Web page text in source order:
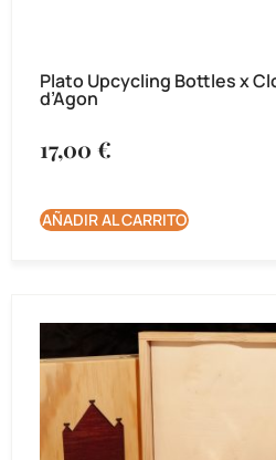
Plato Upcycling Bottles x
d’Agon
17,00 €
AÑADIR AL CARRITO